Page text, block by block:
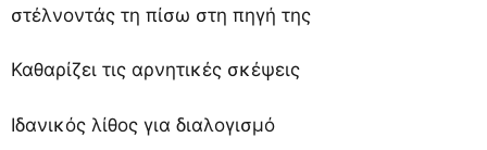
στέλνοντάς τη πίσω στη πηγή της
Καθαρίζει τις αρνητικές σκέψεις
Ιδανικός λίθος για διαλογισμό